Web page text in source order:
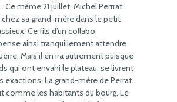
Ce même 21 juillet, Michel Perrrat
chez sa grand-mère dans le petit
Ce fils d’un collabo
ainsi tranquillement attendre
Mais il en ira autrement puisque
qui ont envahi le plateau, se livrent
exactions. La grand-mère de Perrat
comme les habitants du bourg. Le